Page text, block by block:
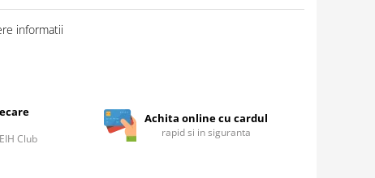
informatii
Club
Achita online cu cardul
rapid si in siguranta